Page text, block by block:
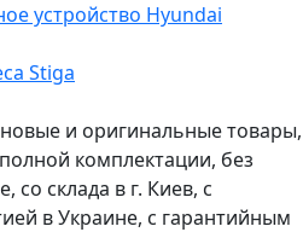
устройство Hyundai
Stiga
и оригинальные товары,
комплектации, без
со склада в г. Киев, с
в Украине, с гарантийным